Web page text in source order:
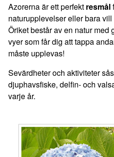
Azorerna är ett perfekt resmål
naturupplevelser eller bara
Öriket består av en natur med
vyer som får dig att tappa
måste upplevas!
Sevärdheter och aktiviteter
djuphavsfiske, delfin- och
varje år.